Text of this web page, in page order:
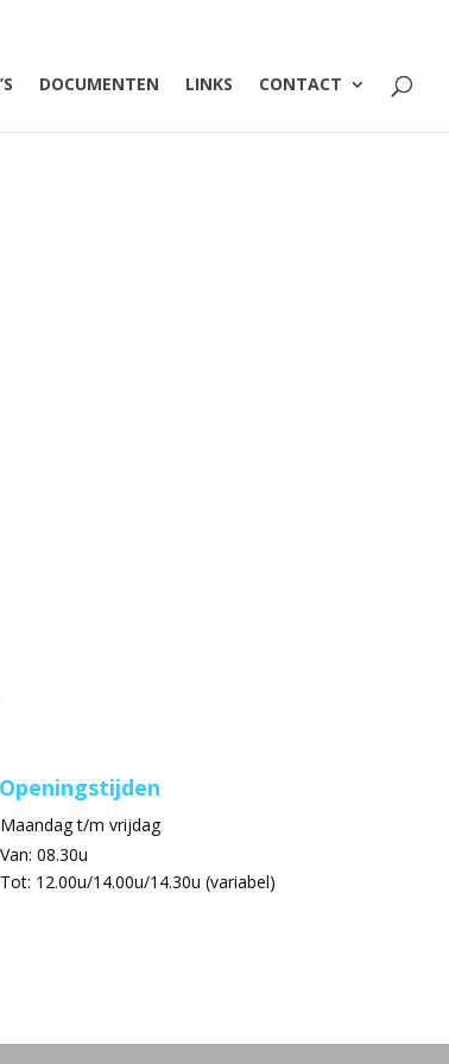
DOCUMENTEN LINKS CONTACT
Openingstijden
Maandag t/m vrijdag
Van: 08.30u
Tot: 12.00u/14.00u/14.30u (variabel)